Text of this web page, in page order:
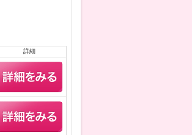
詳細